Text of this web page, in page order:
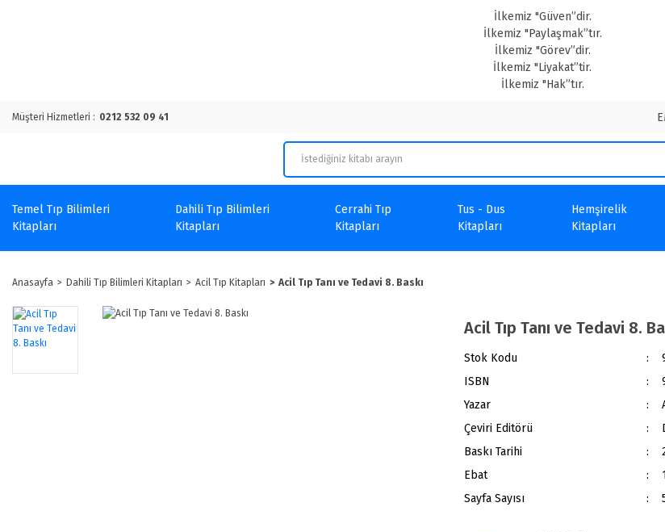
İlkemiz "Güven”dir.
İlkemiz "Paylaşmak”tır.
İlkemiz "Görev”dir.
İlkemiz "Liyakat”tir.
İlkemiz "Hak”tır.
Müşteri Hizmetleri : 0212 532 09 41
Temel Tıp Bilimleri
Kitapları
Dahili Tıp Bilimleri
Kitapları
Cerrahi Tıp
Kitapları
Tus - Dus
Kitapları
Hemşirelik
Kitapları
Anasayfa Dahili Tıp Bilimleri Kitapları Acil Tıp Kitapları Acil Tıp Tanı ve Tedavi 8. Baskı
Acil Tıp Tanı ve Tedavi 8.
Stok Kodu
ISBN
Yazar
Çeviri Editörü
Baskı Tarihi
Ebat
Sayfa Sayısı